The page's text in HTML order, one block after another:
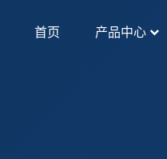
首页 产品中心